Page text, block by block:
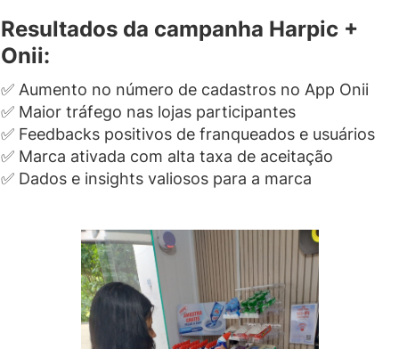
Resultados da campanha Harpic +
Onii:
✅ Aumento no número de cadastros no App Onii
✅ Maior tráfego nas lojas participantes
✅ Feedbacks positivos de franqueados e usuários
✅ Marca ativada com alta taxa de aceitação
✅ Dados e insights valiosos para a marca